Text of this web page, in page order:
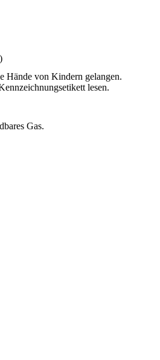
Hände von Kindern gelangen.
lesen.
Gas.